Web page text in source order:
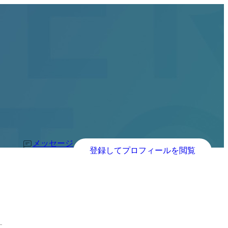
メッセージ
登録してプロフィールを閲覧